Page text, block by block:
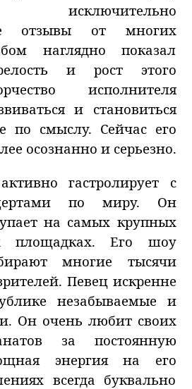
отзывы от многих
наглядно показал
и рост этого
исполнителя
и становиться
по смыслу. Сейчас его
осознанно и серьезно.
гастролирует с
по миру. Он
на самых крупных
площадках. Его шоу
многие тысячи
Певец искренне
незабываемые и
Он очень любит своих
за постоянную
энергия на его
всегда буквально